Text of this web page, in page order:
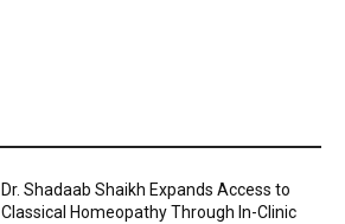
Dr. Shadaab Shaikh Expands Access to
Classical Homeopathy Through In-Clinic